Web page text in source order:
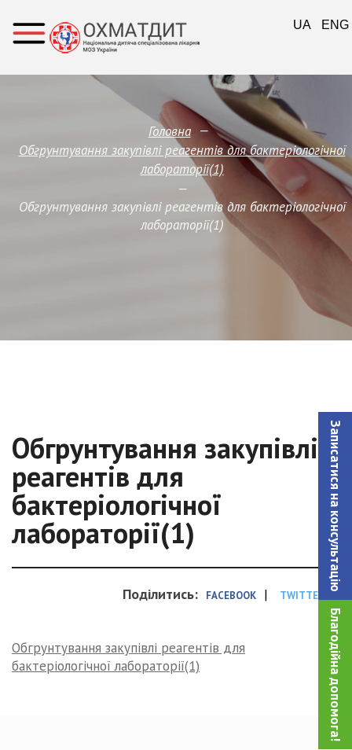
Записатися на консультацiю
Благодійна допомога!
Головна —
Обгрунтування закупівлі реагентів для бактеріологічної
лабораторії(1)
—
Обгрунтування закупівлі реагентів для бактеріологічної
лабораторії(1)
Обгрунтування закупівлі
реагентів для
бактеріологічної
лабораторії(1)
Поділитись: FACEBOOK | TWITTER
Обгрунтування закупівлі реагентів для
бактеріологічної лабораторії(1)
UA ENG